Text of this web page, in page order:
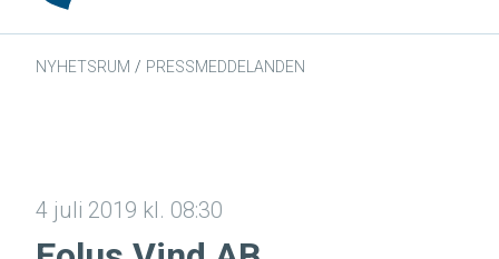
NYHETSRUM / PRESSMEDDELANDEN
4 juli 2019 kl. 08:30